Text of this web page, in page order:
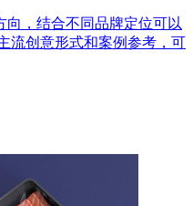
向，结合不同品牌定位可以
流创意形式和案例参考，可